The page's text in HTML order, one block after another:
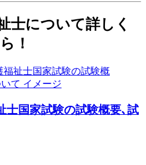
士について詳しく
！
士国家試験の試験概要､試